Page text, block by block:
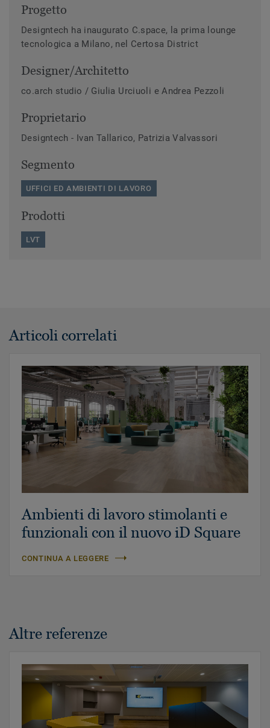
Progetto
Designtech ha inaugurato C.space, la prima lounge
tecnologica a Milano, nel Certosa District
Designer/Architetto
co.arch studio / Giulia Urciuoli e Andrea Pezzoli
Proprietario
Designtech - Ivan Tallarico, Patrizia Valvassori
Segmento
UFFICI ED AMBIENTI DI LAVORO
Prodotti
LVT
Articoli correlati
Ambienti di lavoro stimolanti e
funzionali con il nuovo iD Square
CONTINUA A LEGGERE
Altre referenze